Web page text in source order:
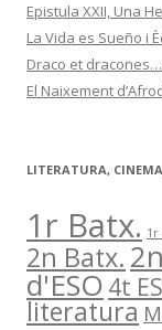
Epistula XXII, Una
La Vida es Sueño i
Draco et
El Naixement
LITERATURA,
1r Batx. 1r
2n Batx.
d'ESO4t
literatura